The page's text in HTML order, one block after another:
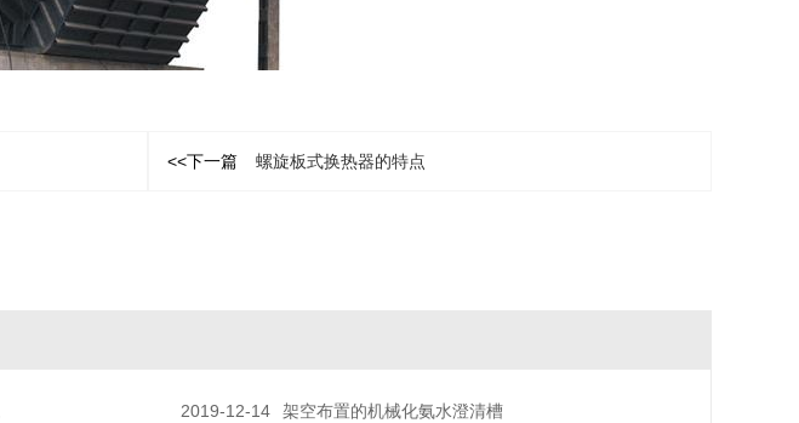
<<下一篇 螺旋板式换热器的特点
2019-12-14 架空布置的机械化氨水澄清槽